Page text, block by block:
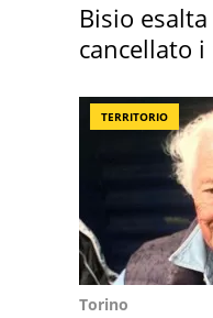
Bisio
cancellato
TERRITORIO
Torino